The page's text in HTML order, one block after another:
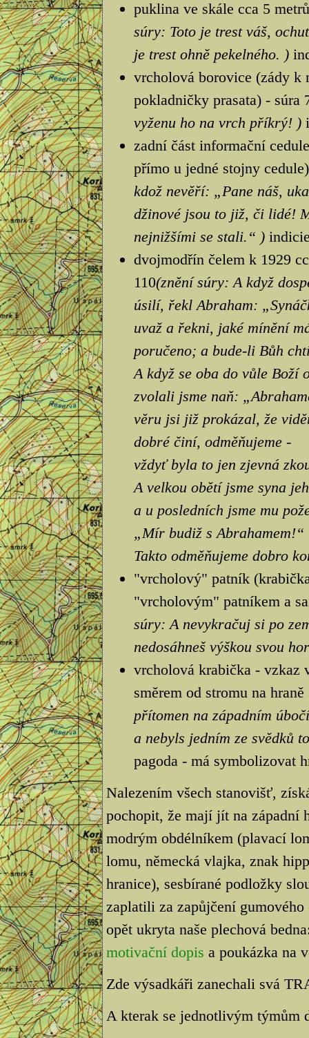
puklina ve skále cca 5
súry: Toto je trest váš,
je trest ohně pekelného. )
vrcholová borovice (zády k
pokladničky prasata) - súra
vyženu ho na vrch příkrý! )
zadní část informační
přímo u jedné stojny
kdož nevěří: „Pane náš,
džinové jsou to již, či lidé!
nejnižšími se stali.“ )
dvojmodřín čelem k 1929
110(znění súry: A když
úsilí, řekl Abraham:
uvaž a řekni, jaké mínění
poručeno; a bude-li Bůh
A když se oba do vůle Boží
zvolali jsme naň:
věru jsi již prokázal, že
dobré činí, odměňujeme -
vždyť byla to jen zjevná
A velkou obětí jsme syna
a u posledních jsme mu
„Mír budiž s Abrahamem!“
Takto odměňujeme dobro
"vrcholový" patník
"vrcholovým" patníkem a
súry: A nevykračuj si po
nedosáhneš výškou svou
vrcholová krabička - vzkaz
směrem od stromu na
přítomen na západním
a nebyls jedním ze svědků
pagoda - má symbolizovat
Nalezením všech stanovišť,
pochopit, že mají jít na západní
modrým obdélníkem (plavací
lomu, německá vlajka, znak
hranice), sesbírané podložky
zaplatili za zapůjčení
opět ukryta naše plechová
motivační dopis a poukázka na
Zde výsadkáři zanechali svá
A kterak se jednotlivým týmům